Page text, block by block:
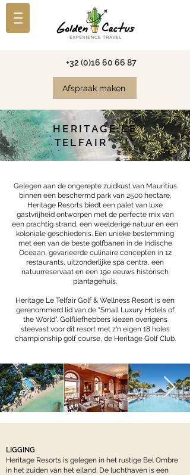
+32 (0)16 60 66 87
Afspraak maken
HERITAGE LE
TELFAIR*****
Gelegen aan de ongerepte zuidkust van Mauritius
binnen een beschermd park van 2500 hectare,
Heritage Resorts biedt een palet van luxe
gastvrijheid ontworpen met de perfecte mix van
een prachtig strand, een weelderige natuur en een
koloniale geschiedenis. Een unieke bestemming
met een van de beste golfbanen in de Indische
Oceaan, gevarieerde culinaire concepten in 12
restaurants, uitzonderlijke spa centra, een
natuurreservaat en een 19e eeuws historisch
plantagehuis.
Heritage Le Telfair Golf & Wellness Resort is een
gerenommerd lid van de "Small Luxury Hotels of
the World". Golfliefhebbers kiezen overigens
steevast voor dit resort met z'n eigen 18 holes
championship golf course, de Heritage Golf Club.
LIGGING
Heritage Resorts is gelegen in het rustige Bel Ombre
in het zuiden van het eiland. De luchthaven is een